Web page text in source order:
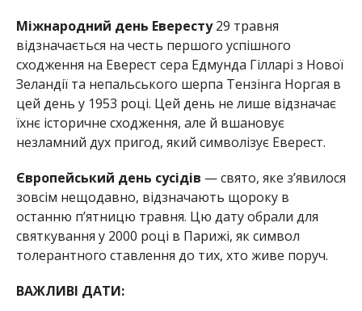
Міжнародний день Евересту29 травня
відзначається на честь першого успішного
сходження на Еверест сера Едмунда Гілларі з Нової
Зеландії та непальського шерпа Тензінга Норгая в
цей день у 1953 році. Цей день не лише відзначає
їхнє історичне сходження, але й вшановує
незламний дух пригод, який символізує Еверест.
Європейський день сусідів — свято, яке з’явилося
зовсім нещодавно, відзначають щороку в
останню п’ятницю травня. Цю дату обрали для
святкування у 2000 році в Парижі, як символ
толерантного ставлення до тих, хто живе поруч.
ВАЖЛИВІ ДАТИ: